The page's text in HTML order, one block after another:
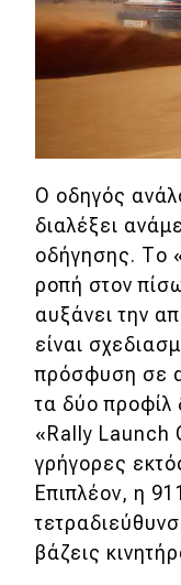
Οδική βοήθεια
DRIVE
O οδηγός
διαλέξει
οδήγησης. Τo
ροπή στον
αυξάνει την
είναι
πρόσφυση σε
τα δύο προφίλ
«Rally Launch
γρήγορες
Επιπλέον, η
βάζεις